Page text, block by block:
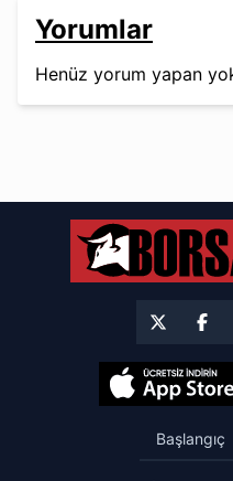
Yorumlar
Henüz yorum yapan
Başlangıç